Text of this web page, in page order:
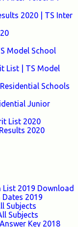
2020 | TS Inter
Model School
List | TS Model
Schools
Junior
List 2020
2020
List 2019 Download
2019
Subjects
Subjects
Key 2018